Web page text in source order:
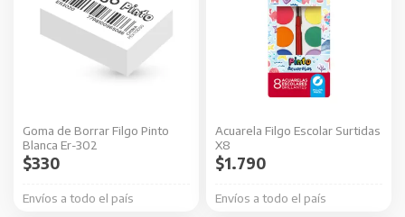
Goma de Borrar Filgo Pinto
Blanca Er-302
Envíos a todo el país
$330
Acuarela Filgo Escolar Surtidas
X8
Envíos a todo el país
$1.790